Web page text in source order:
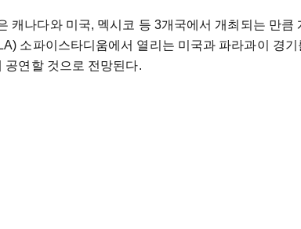
캐나다와 미국, 멕시코 등 3개국에서 개최되는 만큼
소파이스타디움에서 열리는 미국과 파라과이 경
공연할 것으로 전망된다.